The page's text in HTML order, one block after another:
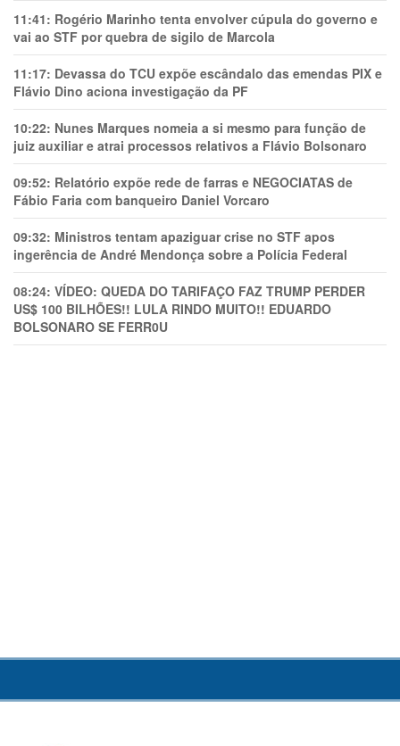
11:41: Rogério Marinho tenta envolver cúpula do governo e
vai ao STF por quebra de sigilo de Marcola
11:17: Devassa do TCU expõe escândalo das emendas PIX e
Flávio Dino aciona investigação da PF
10:22: Nunes Marques nomeia a si mesmo para função de
juiz auxiliar e atrai processos relativos a Flávio Bolsonaro
09:52: Relatório expõe rede de farras e NEGOCIATAS de
Fábio Faria com banqueiro Daniel Vorcaro
09:32: Ministros tentam apaziguar crise no STF apos
ingerência de André Mendonça sobre a Polícia Federal
08:24: VÍDEO: QUEDA DO TARIFAÇO FAZ TRUMP PERDER
US$ 100 BILHÕES!! LULA RINDO MUITO!! EDUARDO
BOLSONARO SE FERR0U